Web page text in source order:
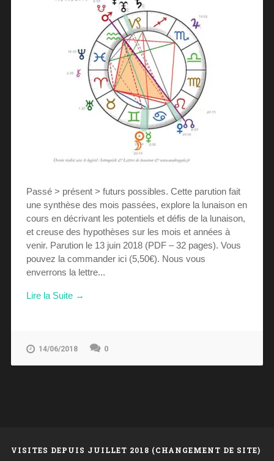
Passé > présent > futurs possibles. Cette parution fait
une synthèse des mois passées, explore la lunaison en
cours en décrivant les potentiels et défis de la lunaison,
et creuse des hypothèses sur les mois et années à
venir. Parution le 13 juin 2018 (PDF – 32 pages). Vous
pouvez la commander ici (5,50€). Nous vous
enverrons la lettre...
Lire la Suite →
14/06/2018 0
VISITES DEPUIS JUILLET 2018 (CHANGEMENT DE SITE)